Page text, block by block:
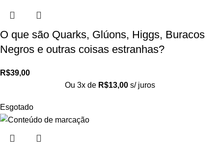
O que são Quarks, Glúons, Higgs, Buracos
Negros e outras coisas estranhas?
R$39,00
Ou 3x de R$13,00 s/ juros
Esgotado